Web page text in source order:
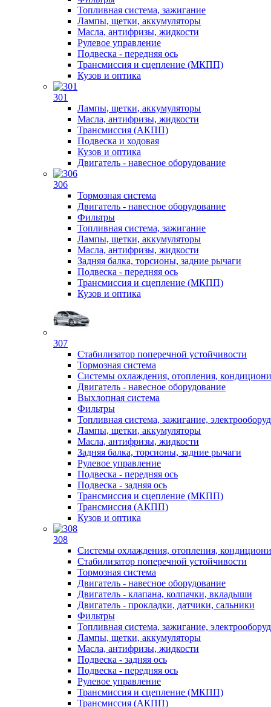
Топливная система, зажигание
Лампы, щетки, аккумуляторы
Масла, антифризы, жидкости
Рулевое управление
Подвеска - передняя ось
Трансмиссия и сцепление (МКПП)
Кузов и оптика
301
Лампы, щетки, аккумуляторы
Масла, антифризы, жидкости
Трансмиссия (АКПП)
Подвеска и ходовая
Кузов и оптика
Двигатель - навесное оборудование
306
Тормозная система
Двигатель - навесное оборудование
Фильтры
Топливная система, зажигание
Лампы, щетки, аккумуляторы
Масла, антифризы, жидкости
Задняя балка, торсионы, задние рычаги
Подвеска - передняя ось
Трансмиссия и сцепление (МКПП)
Кузов и оптика
307
Стабилизатор поперечной устойчивости
Тормозная система
Системы охлаждения, отопления,
Двигатель - навесное оборудование
Выхлопная система
Фильтры
Топливная система, зажигание,
Лампы, щетки, аккумуляторы
Масла, антифризы, жидкости
Задняя балка, торсионы, задние рычаги
Рулевое управление
Подвеска - передняя ось
Подвеска - задняя ось
Трансмиссия и сцепление (МКПП)
Трансмиссия (АКПП)
Кузов и оптика
308
Системы охлаждения, отопления,
Стабилизатор поперечной устойчивости
Тормозная система
Двигатель - навесное оборудование
Двигатель - клапана, колпачки, вкладыши
Двигатель - прокладки, датчики, сальники
Фильтры
Топливная система, зажигание,
Лампы, щетки, аккумуляторы
Масла, антифризы, жидкости
Подвеска - задняя ось
Подвеска - передняя ось
Рулевое управление
Трансмиссия и сцепление (МКПП)
Трансмиссия (АКПП)